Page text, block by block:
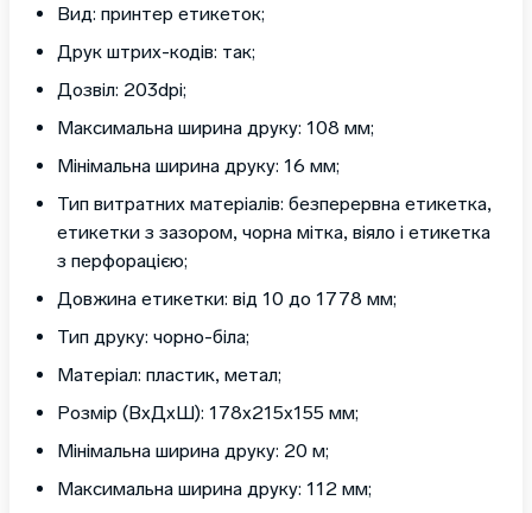
Вид: принтер етикеток;
Друк штрих-кодів: так;
Дозвіл: 203dpi;
Максимальна ширина друку: 108 мм;
Мінімальна ширина друку: 16 мм;
Тип витратних матеріалів: безперервна етикетка,
етикетки з зазором, чорна мітка, віяло і етикетка
з перфорацією;
Довжина етикетки: від 10 до 1778 мм;
Тип друку: чорно-біла;
Матеріал: пластик, метал;
Розмір (ВхДхШ): 178х215х155 мм;
Мінімальна ширина друку: 20 м;
Максимальна ширина друку: 112 мм;